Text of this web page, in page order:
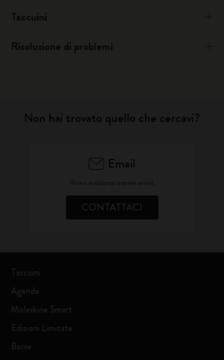
Taccuini
Risoluzione di problemi
Non hai trovato quello che cercavi?
Email
Ricevi assistenza tramite email.
CONTATTACI
Taccuini
Agende
Moleskine Smart
Edizioni Limitate
Borse